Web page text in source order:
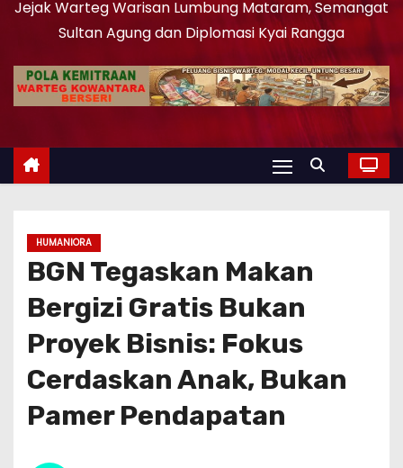
Jejak Warteg Warisan Lumbung Mataram, Semangat
Sultan Agung dan Diplomasi Kyai Rangga
HUMANIORA
BGN Tegaskan Makan
Bergizi Gratis Bukan
Proyek Bisnis: Fokus
Cerdaskan Anak, Bukan
Pamer Pendapatan